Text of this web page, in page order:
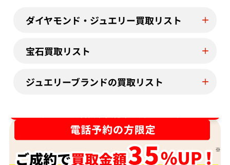
2026年5月10日時点 2026年6月10日
ダイヤモンド・ジュエリー買取リスト
宝石買取リスト
ジュエリーブランドの買取リスト